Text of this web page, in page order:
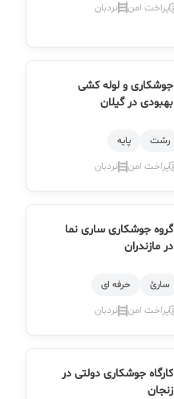
پراخت امن
نردبان
جوشکاری و لوله کشی
بهبودی در گیلان
رشت
پایه
پراخت امن
نردبان
گروه جوشکاری ساری نما
در مازندران
سارئ
حرفه ای
پراخت امن
نردبان
کارگاه جوشکاری دولتی در
زنجان